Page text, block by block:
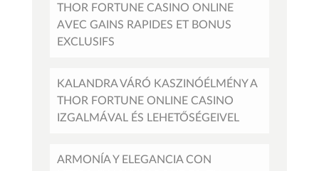
THOR FORTUNE CASINO ONLINE
AVEC GAINS RAPIDES ET BONUS
EXCLUSIFS
KALANDRA VÁRÓ KASZINÓÉLMÉNY A
THOR FORTUNE ONLINE CASINO
IZGALMÁVAL ÉS LEHETŐSÉGEIVEL
ARMONÍA Y ELEGANCIA CON